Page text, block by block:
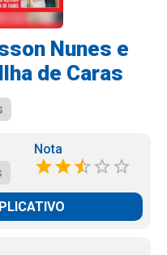
Nunes e
de Caras
Nota